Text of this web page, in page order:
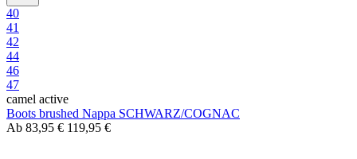
40
41
42
44
46
47
camel active
Boots brushed Nappa SCHWARZ/COGNAC
Ab 83,95 € 119,95 €